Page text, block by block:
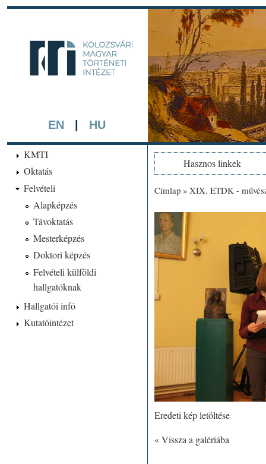
EN HU
A háttérben részlet a
készített színezett
KMTI
Oktatás
Felvételi
Alapképzés
Távoktatás
Mesterképzés
Doktori képzés
Felvételi külföldi
hallgatóknak
Hallgatói infó
Kutatóintézet
Hasznos linkek
Címlap »XIX. ETDK -
Eredeti kép letöltése
« Vissza a galériába